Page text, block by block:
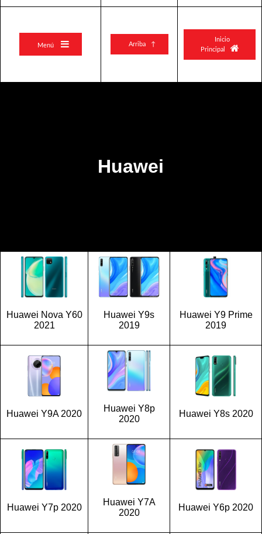
Menú  Arriba ↑
Inicio
Principal 
Huawei
Huawei Nova Y60
2021
Huawei Y9s
2019
Huawei Y9 Prime
2019
Huawei Y9A 2020
Huawei Y8p
2020
Huawei Y8s 2020
Huawei Y7p 2020
Huawei Y7A
2020
Huawei Y6p 2020